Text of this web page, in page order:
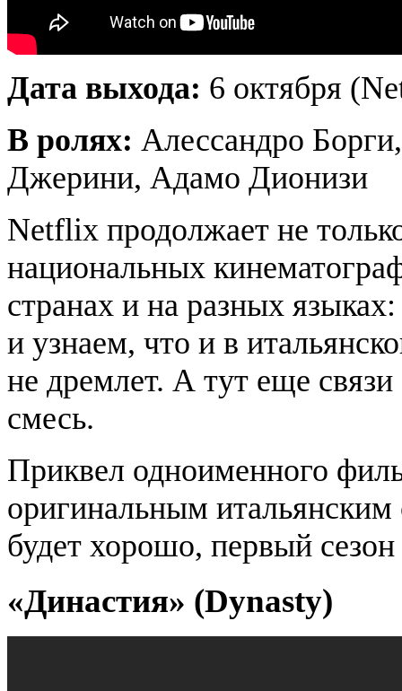
Дата выхода: 6 октября
В ролях: Алессандро
Джерини, Адамо Дионизи
Netflix продолжает не
национальных
странах и на разных
и узнаем, что и в
не дремлет. А тут еще
смесь.
Приквел одноименного
оригинальным
будет хорошо, первый
«Династия» (Dynasty)